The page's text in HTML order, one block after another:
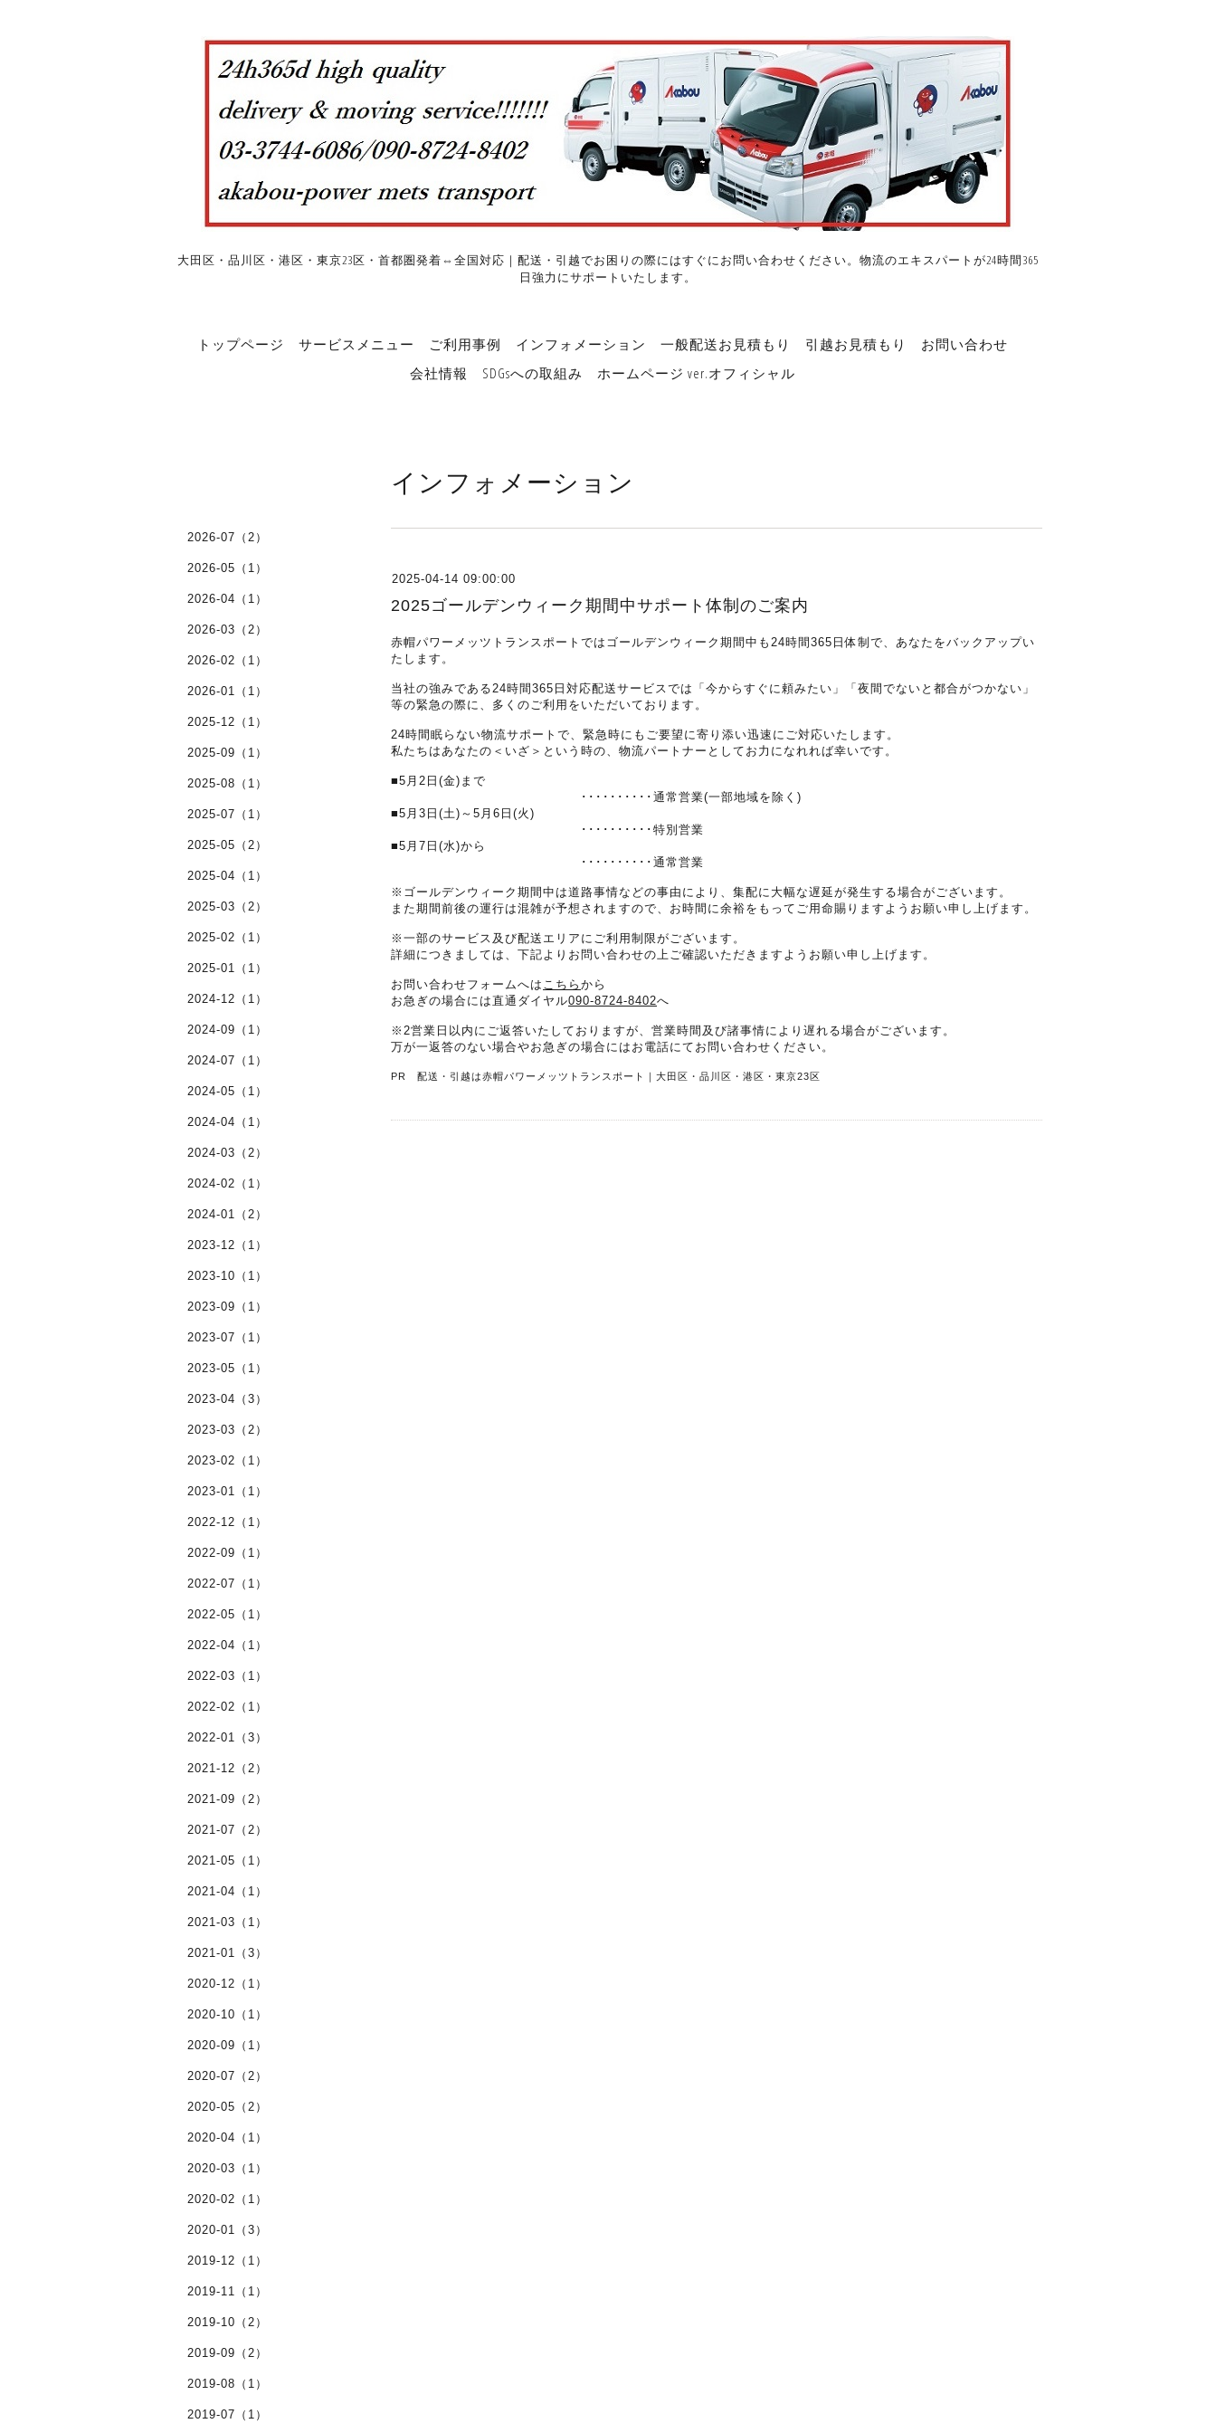
大田区・品川区・港区・東京23区・首都圏発着⇔全国対応｜配送・引越でお困りの際にはすぐにお問い合わせください。物流のエキスパートが24時間365
日強力にサポートいたします。
トップページ サービスメニュー ご利用事例 インフォメーション 一般配送お見積もり 引越お見積もり
お問い合わせ
会社情報
SDGsへの取組み ホームページ ver.オフィシャル
インフォメーション
2025-04-14 09:00:00
2025ゴールデンウィーク期間中サポート体制のご案内
赤帽パワーメッツトランスポートではゴールデンウィーク期間中も24時間365日体制で、あなたをバックアップい
たします。
当社の強みである24時間365日対応配送サービスでは「今からすぐに頼みたい」「夜間でないと都合がつかない」
等の緊急の際に、多くのご利用をいただいております。
24時間眠らない物流サポートで、緊急時にもご要望に寄り添い迅速にご対応いたします。
私たちはあなたの＜いざ＞という時の、物流パートナーとしてお力になれれば幸いです。
■5月2日(金)まで
･･････････通常営業(一部地域を除く)
■5月3日(土)～5月6日(火)
･･････････特別営業
■5月7日(水)から
･･････････通常営業
※ゴールデンウィーク期間中は道路事情などの事由により、集配に大幅な遅延が発生する場合がございます。
また期間前後の運行は混雑が予想されますので、お時間に余裕をもってご用命賜りますようお願い申し上げます。
※一部のサービス及び配送エリアにご利用制限がございます。
詳細につきましては、下記よりお問い合わせの上ご確認いただきますようお願い申し上げます。
お問い合わせフォームへは こちら から
お急ぎの場合には直通ダイヤル090-8724-8402へ
※2営業日以内にご返答いたしておりますが、営業時間及び諸事情により遅れる場合がございます。
万が一返答のない場合やお急ぎの場合にはお電話にてお問い合わせください。
PR 配送・引越は赤帽パワーメッツトランスポート｜大田区・品川区・港区・東京23区
2026-07（2）
2026-05（1）
2026-04（1）
2026-03（2）
2026-02（1）
2026-01（1）
2025-12（1）
2025-09（1）
2025-08（1）
2025-07（1）
2025-05（2）
2025-04（1）
2025-03（2）
2025-02（1）
2025-01（1）
2024-12（1）
2024-09（1）
2024-07（1）
2024-05（1）
2024-04（1）
2024-03（2）
2024-02（1）
2024-01（2）
2023-12（1）
2023-10（1）
2023-09（1）
2023-07（1）
2023-05（1）
2023-04（3）
2023-03（2）
2023-02（1）
2023-01（1）
2022-12（1）
2022-09（1）
2022-07（1）
2022-05（1）
2022-04（1）
2022-03（1）
2022-02（1）
2022-01（3）
2021-12（2）
2021-09（2）
2021-07（2）
2021-05（1）
2021-04（1）
2021-03（1）
2021-01（3）
2020-12（1）
2020-10（1）
2020-09（1）
2020-07（2）
2020-05（2）
2020-04（1）
2020-03（1）
2020-02（1）
2020-01（3）
2019-12（1）
2019-11（1）
2019-10（2）
2019-09（2）
2019-08（1）
2019-07（1）